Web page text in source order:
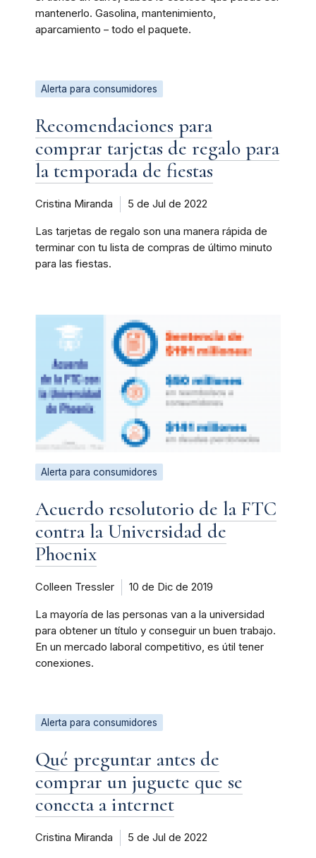
mantenerlo. Gasolina, mantenimiento,
aparcamiento – todo el paquete.
Alerta para consumidores
Recomendaciones para
comprar tarjetas de regalo para
la temporada de fiestas
Cristina Miranda 5 de Jul de 2022
Las tarjetas de regalo son una manera rápida de
terminar con tu lista de compras de último minuto
para las fiestas.
Alerta para consumidores
Acuerdo resolutorio de la FTC
contra la Universidad de
Phoenix
Colleen Tressler 10 de Dic de 2019
La mayoría de las personas van a la universidad
para obtener un título y conseguir un buen trabajo.
En un mercado laboral competitivo, es útil tener
conexiones.
Alerta para consumidores
Qué preguntar antes de
comprar un juguete que se
conecta a internet
Cristina Miranda 5 de Jul de 2022